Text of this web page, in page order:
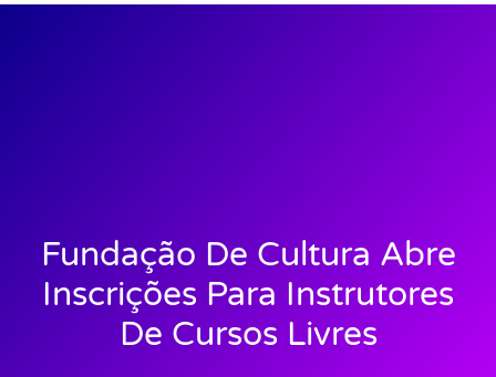
Fundação De Cultura Abre
Inscrições Para Instrutores
De Cursos Livres